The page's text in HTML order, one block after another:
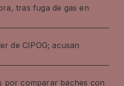
tras fuga de gas en
de CIPOG; acusan
por comparar baches con